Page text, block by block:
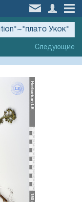
Следующие